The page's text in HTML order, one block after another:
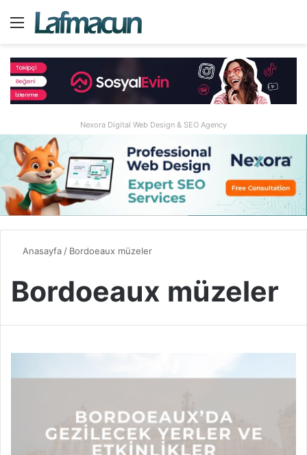
Menü
Nexora Digital Web Design & SEO Agency
Anasayfa/ Bordoeaux müzeler
Bordoeaux müzeler